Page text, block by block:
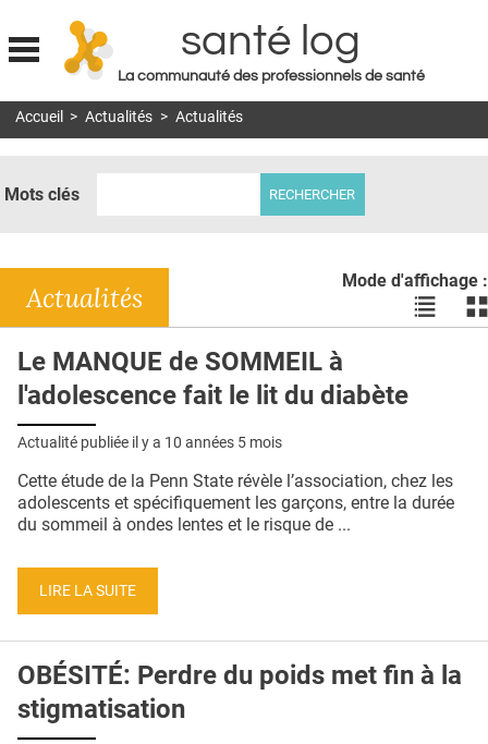
Jump to navigation
santé log
La communauté des professionnels de santé
MON COMPTE
DOSSIERS
RÉSEAUX
E-REVUE SAD
QUI SOMMES-NOUS ?
CONDITIONS GÉNÉRALES
CRÉDITS
Accueil > Actualités > Actualités
Mots clés
Mode d'affichage :
Voir
les
les
Actualités
Le MANQUE de SOMMEIL à
l'adolescence fait le lit du diabète
Actualité publiée il y a 10 années 5 mois
Cette étude de la Penn State révèle l’association, chez les
adolescents et spécifiquement les garçons, entre la durée
du sommeil à ondes lentes et le risque de ...
LIRE LA SUITE
OBÉSITÉ: Perdre du poids met fin à la
stigmatisation